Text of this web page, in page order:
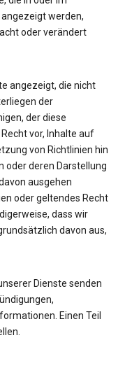
werden,
oder verändert
angezeigt, die nicht
der
der diese
vor, Inhalte auf
von Richtlinien hin
oder deren Darstellung
ausgehen
oder geltendes Recht
dass wir
davon aus,
Dienste senden
Einen Teil